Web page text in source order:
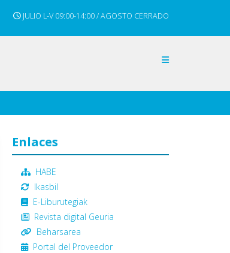
JULIO L-V 09:00-14:00 / AGOSTO CERRADO
Enlaces
HABE
Ikasbil
E-Liburutegiak
Revista digital Geuria
Beharsarea
Portal del Proveedor